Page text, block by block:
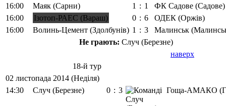
16:00
Маяк (Сарни) 1 : 1
ФК Садове (Садове)
16:00
Ізотоп-РАЕС (Вараш) 0 : 6
ОДЕК (Оржів)
16:00
Волинь-Цемент (Здолбунів) 1 : 3
Малинськ
Не грають: Случ (Березне)
наверх
18-й тур
02 листопада 2014 (Неділя)
14:30
Случ (Березне) 0 : 3 Гоща-АМАКО